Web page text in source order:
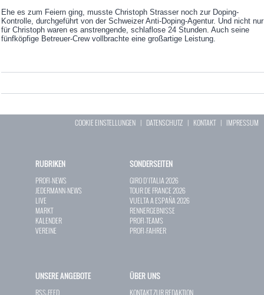
Ehe es zum Feiern ging, musste Christoph Strasser noch zur Doping-
Kontrolle, durchgeführt von der Schweizer Anti-Doping-Agentur. Und nicht nur
für Christoph waren es anstrengende, schlaflose 24 Stunden. Auch seine
fünfköpfige Betreuer-Crew vollbrachte eine großartige Leistung.
COOKIE EINSTELLUNGEN | DATENSCHUTZ | KONTAKT| IMPRESSUM
RUBRIKEN
PROFI-NEWS
JEDERMANN-NEWS
LIVE
MARKT
KALENDER
VEREINE
SONDERSEITEN
GIRO D`ITALIA 2026
TOUR DE FRANCE 2026
VUELTA A ESPAÑA 2026
RENNERGEBNISSE
PROFI-TEAMS
PROFI-FAHRER
UNSERE ANGEBOTE
RSS-FEED
ÜBER UNS
KONTAKT ZUR REDAKTION